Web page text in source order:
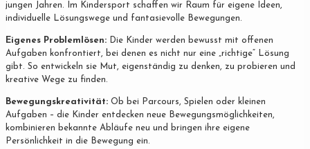
jungen Jahren. Im Kindersport schaffen wir Raum für eigene Ideen,
individuelle Lösungswege und fantasievolle Bewegungen.
Eigenes Problemlösen: Die Kinder werden bewusst mit offenen
Aufgaben konfrontiert, bei denen es nicht nur eine „richtige“ Lösung
gibt. So entwickeln sie Mut, eigenständig zu denken, zu probieren und
kreative Wege zu finden.
Bewegungskreativität: Ob bei Parcours, Spielen oder kleinen
Aufgaben – die Kinder entdecken neue Bewegungsmöglichkeiten,
kombinieren bekannte Abläufe neu und bringen ihre eigene
Persönlichkeit in die Bewegung ein.